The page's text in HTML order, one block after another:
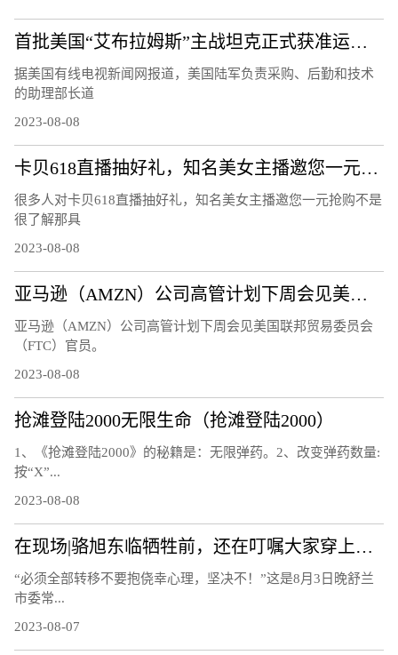
首批美国“艾布拉姆斯”主战坦克正式获准运往乌克兰
据美国有线电视新闻网报道，美国陆军负责采购、后勤和技术
的助理部长道
2023-08-08
卡贝618直播抽好礼，知名美女主播邀您一元抢购
很多人对卡贝618直播抽好礼，知名美女主播邀您一元抢购不是
很了解那具
2023-08-08
亚马逊（AMZN）公司高管计划下周会见美国联邦贸易委员会（FTC）官员
亚马逊（AMZN）公司高管计划下周会见美国联邦贸易委员会
（FTC）官员。
2023-08-08
抢滩登陆2000无限生命（抢滩登陆2000）
1、《抢滩登陆2000》的秘籍是：无限弹药。2、改变弹药数量:
按“X”...
2023-08-08
在现场|骆旭东临牺牲前，还在叮嘱大家穿上救生衣
“必须全部转移不要抱侥幸心理，坚决不！”这是8月3日晚舒兰
市委常...
2023-08-07